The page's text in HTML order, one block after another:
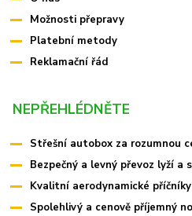
Možnosti přepravy
Platební metody
Reklamační řád
NEPŘEHLÉDNĚTE
Střešní autobox za rozumnou
Bezpečný a levný převoz lyží a
Kvalitní aerodynamické
Spolehlivý a cenově příjemný